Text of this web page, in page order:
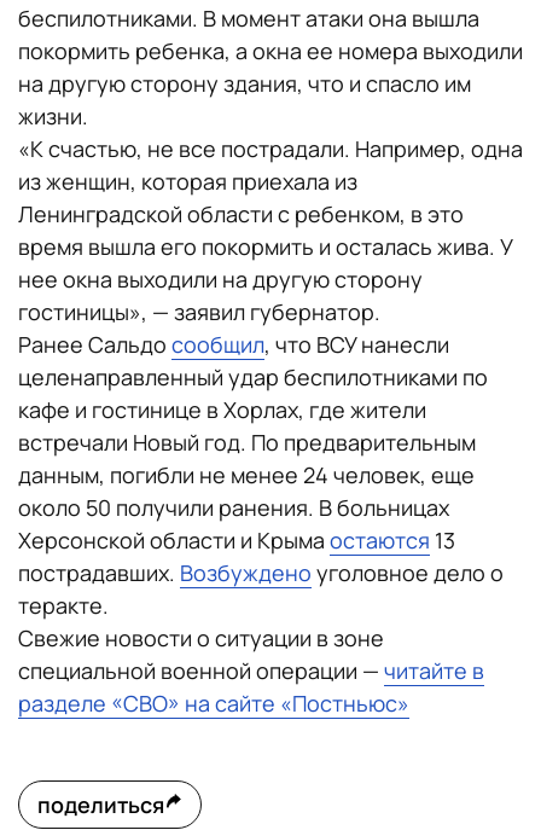
беспилотниками. В момент атаки она вышла
покормить ребенка, а окна ее номера выходили
на другую сторону здания, что и спасло им
жизни.
«К счастью, не все пострадали. Например, одна
из женщин, которая приехала из
Ленинградской области с ребенком, в это
время вышла его покормить и осталась жива. У
нее окна выходили на другую сторону
гостиницы», — заявил губернатор.
Ранее Сальдо сообщил, что ВСУ нанесли
целенаправленный удар беспилотниками по
кафе и гостинице в Хорлах, где жители
встречали Новый год. По предварительным
данным, погибли не менее 24 человек, еще
около 50 получили ранения. В больницах
Херсонской области и Крыма остаются 13
пострадавших. Возбуждено уголовное дело о
теракте.
Свежие новости о ситуации в зоне
специальной военной операции — читайте в
разделе «СВО» на сайте «Постньюс»
поделиться